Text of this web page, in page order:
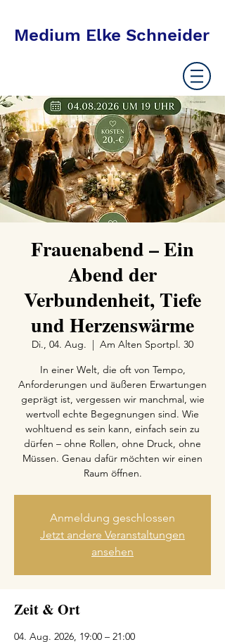
Medium Elke Schneider
Frauenabend – Ein
Abend der
Verbundenheit, Tiefe
und Herzenswärme
Di., 04. Aug.
  |
Am Alten Sportpl. 30
In einer Welt, die oft von Tempo,
Anforderungen und äußeren Erwartungen
geprägt ist, vergessen wir manchmal, wie
wertvoll echte Begegnungen sind. Wie
wohltuend es sein kann, einfach sein zu
dürfen – ohne Rollen, ohne Druck, ohne
Müssen. Genau dafür möchten wir einen
Raum öffnen.
Anmeldung geschlossen
Jetzt andere Veranstaltungen
ansehen
Zeit & Ort
04. Aug. 2026, 19:00 – 21:00